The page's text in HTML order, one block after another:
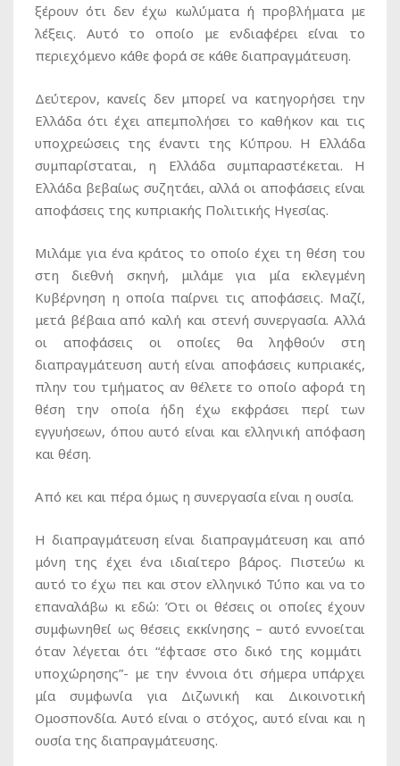
ξέρουν ότι δεν έχω κωλύματα ή προβλήματα με
λέξεις. Αυτό το οποίο με ενδιαφέρει είναι το
περιεχόμενο κάθε φορά σε κάθε διαπραγμάτευση.
Δεύτερον, κανείς δεν μπορεί να κατηγορήσει την
Ελλάδα ότι έχει απεμπολήσει το καθήκον και τις
υποχρεώσεις της έναντι της Κύπρου. Η Ελλάδα
συμπαρίσταται, η Ελλάδα συμπαραστέκεται. Η
Ελλάδα βεβαίως συζητάει, αλλά οι αποφάσεις είναι
αποφάσεις της κυπριακής Πολιτικής Ηγεσίας.
Μιλάμε για ένα κράτος το οποίο έχει τη θέση του
στη διεθνή σκηνή, μιλάμε για μία εκλεγμένη
Κυβέρνηση η οποία παίρνει τις αποφάσεις. Μαζί,
μετά βέβαια από καλή και στενή συνεργασία. Αλλά
οι αποφάσεις οι οποίες θα ληφθούν στη
διαπραγμάτευση αυτή είναι αποφάσεις κυπριακές,
πλην του τμήματος αν θέλετε το οποίο αφορά τη
θέση την οποία ήδη έχω εκφράσει περί των
εγγυήσεων, όπου αυτό είναι και ελληνική απόφαση
και θέση.
Από κει και πέρα όμως η συνεργασία είναι η ουσία.
Η διαπραγμάτευση είναι διαπραγμάτευση και από
μόνη της έχει ένα ιδιαίτερο βάρος. Πιστεύω κι
αυτό το έχω πει και στον ελληνικό Τύπο και να το
επαναλάβω κι εδώ: Ότι οι θέσεις οι οποίες έχουν
συμφωνηθεί ως θέσεις εκκίνησης – αυτό εννοείται
όταν λέγεται ότι “έφτασε στο δικό της κομμάτι
υποχώρησης”- με την έννοια ότι σήμερα υπάρχει
μία συμφωνία για Διζωνική και Δικοινοτική
Ομοσπονδία. Αυτό είναι ο στόχος, αυτό είναι και η
ουσία της διαπραγμάτευσης.